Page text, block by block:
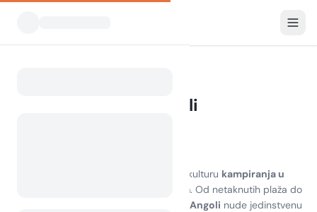
Kampiranje u Angoli
Doživite zapanjujuće krajolike i živahnu kulturu kampiranja u
, gdje se avantura spaja s mirom. Od netaknutih plaža do
kampovi u Angoli nude jedinstvenu